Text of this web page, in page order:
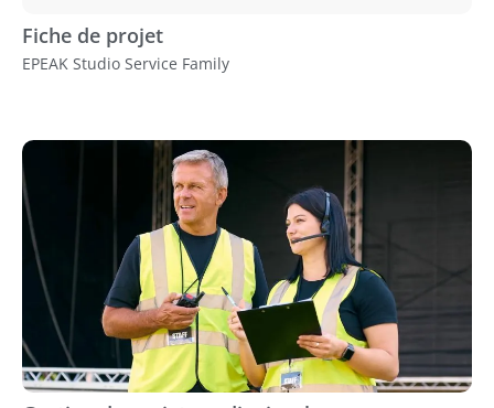
Fiche de projet
EPEAK Studio Service Family